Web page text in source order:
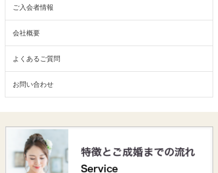
ご入会者情報
会社概要
よくあるご質問
お問い合わせ